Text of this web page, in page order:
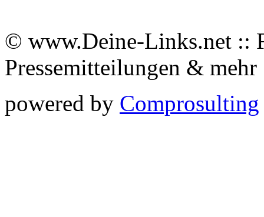
© www.Deine-Links.net ::
Pressemitteilungen &
powered by Comprosulting